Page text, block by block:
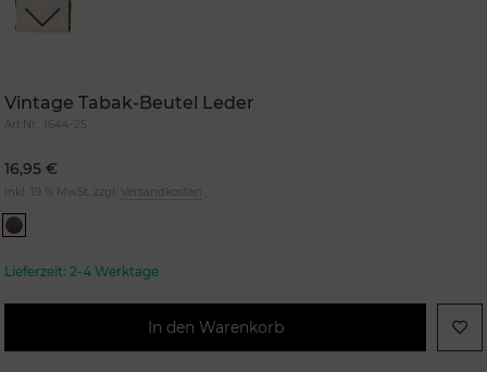
Next
Vintage Tabak-Beutel Leder
Art.Nr.: 1644-25
16,95 €
inkl. 19 % MwSt. zzgl. Versandkosten
Lieferzeit: 2-4 Werktage
In den Warenkorb